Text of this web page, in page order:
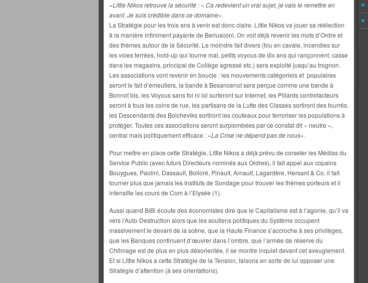
«Little Nikos retrouve la sécurité : « Ca redevient un vrai sujet, je vais le remettre en
avant. Je suis crédible dans ce domaine».
La Stratégie pour les trois ans à venir est donc claire. Little Nikos va jouer sa réélection
à la manière infiniment payante de Berlusconi. On voit déjà revenir les mots d’Ordre et
des thèmes autour de la Sécurité. Le moindre fait divers (fou en cavale, incendies sur
les voies ferrées, hold-up qui tourne mal, petits voyous de dix ans qui rançonnent, casse
dans les magasins, principal de Collège agressé etc.) sera exploité jusqu’au trognon.
Les associations vont revenir en boucle : les mouvements catégoriels et populaires
seront le fait d’émeutiers, la bande à Besancenot sera perçue comme une bande à
Bonnot bis, les Voyous sans foi ni loi surferont sur Internet, les Pillards contrefacteurs
seront à tous les coins de rue, les partisans de la Lutte des Classes sortiront des fourrés,
les Descendants des Bolcheviks sortiront les couteaux pour terroriser les populations à
protéger. Toutes ces associations seront surplombées par ce constat dit « neutre »,
central mais politiquement efficace : «La Crise ne dépend pas de nous».
Pour mettre en place cette Stratégie, Little Nikos a déjà prévu de corseter les Médias du
Service Public (avec futurs Directeurs nominés aux Ordres), il fait appel aux copains
Bouygues, Paolini, Dassault, Bolloré, Pinault, Arnault, Lagardère, Hersant & Co, il fait
tourner plus que jamais les Instituts de Sondage pour trouver les thèmes porteurs et il
intensifie les cours de Com à l’Elysée (1).
Aussi quand BiBi écoute des économistes dire que le Capitalisme est à l’agonie, qu’il va
vers l’Auto-Destruction alors que les soutiens politiques du Système occupent
massivement le devant de la scène, que la Haute Finance s’accroche à ses privilèges,
que les Banques continuent d’œuvrer dans l’ombre, que l’armée de réserve du
Chômage est de plus en plus désorientée, il se montre inquiet devant cet aveuglement.
Et si Little Nikos a cette Stratégie de la Tension, faisons en sorte de lui opposer une
Stratégie d’attention (à ses orientations).